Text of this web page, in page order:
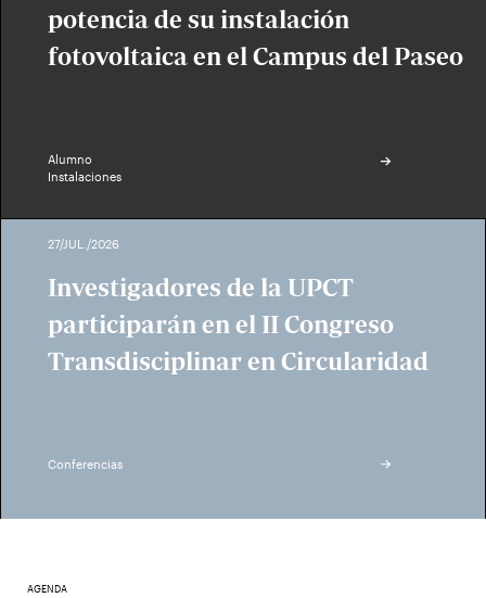
potencia de su instalación
fotovoltaica en el Campus del Paseo
Alumno
Instalaciones
27/JUL./2026
Investigadores de la UPCT
participarán en el II Congreso
Transdisciplinar en Circularidad
Conferencias
AGENDA